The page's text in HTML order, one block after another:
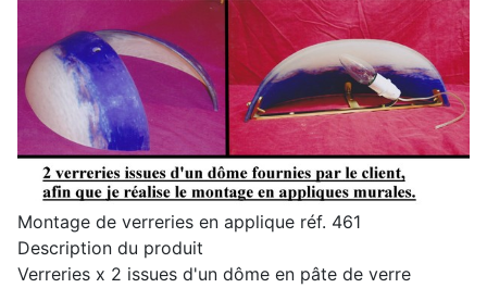
Montage de verreries en applique réf. 461
Description du produit
Verreries x 2 issues d'un dôme en pâte de verre